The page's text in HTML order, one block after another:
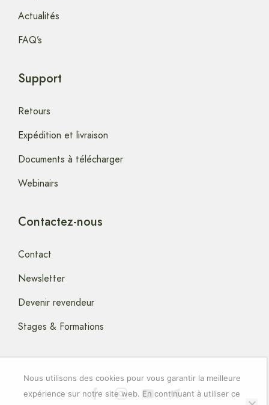
Actualités
FAQ’s
Support
Retours
Expédition et livraison
Documents à télécharger
Webinairs
Contactez-nous
Contact
Newsletter
Devenir revendeur
Stages & Formations
Nous utilisons des cookies pour vous garantir la meilleure
expérience sur notre site web. En continuant à utiliser ce